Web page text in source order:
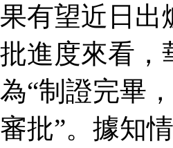
果有望近日出
批進度來看，
為“制證完畢
審批”。據知